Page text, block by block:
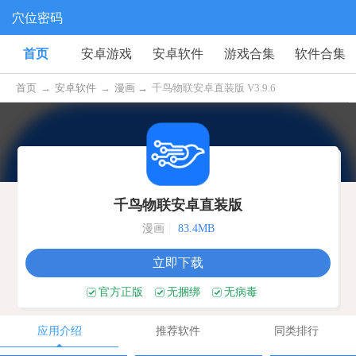
穴位密码
首页 安卓游戏 安卓软件 游戏合集 软件合集
首页 → 安卓软件 → 漫画 → 千鸟物联安卓直装版 V3.9.6
千鸟物联安卓直装版
漫画 83.4MB
立即下载
官方正版 无捆绑 无病毒
应用介绍 推荐软件 同类排行